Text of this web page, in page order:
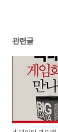
관련글